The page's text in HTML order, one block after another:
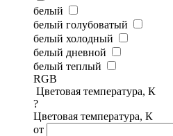
белый
белый голубоватый
белый холодный
белый дневной
белый теплый
RGB
Цветовая температура, К
?
Цветовая температура, К
от